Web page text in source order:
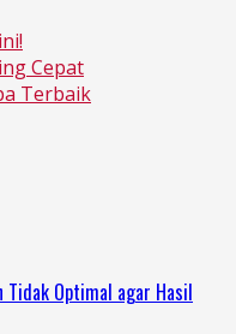
Cepat
Terbaik
Tidak Optimal agar Hasil